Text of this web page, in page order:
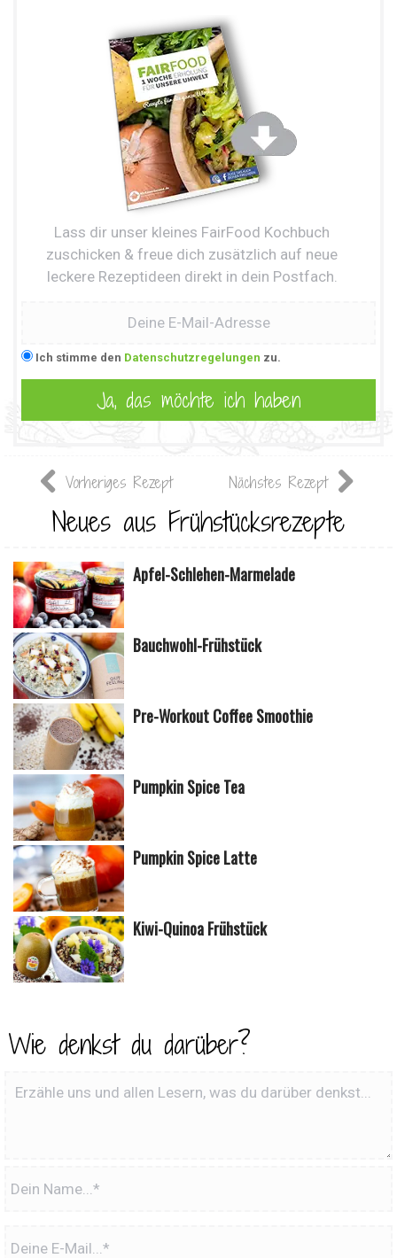
Lass dir unser kleines FairFood Kochbuch
zuschicken & freue dich zusätzlich auf neue
leckere Rezeptideen direkt in dein Postfach.
Ich stimme den Datenschutzregelungen zu.
Vorheriges Rezept Nächstes Rezept
Neues aus Frühstücksrezepte
Apfel-Schlehen-Marmelade
Bauchwohl-Frühstück
Pre-Workout Coffee Smoothie
Pumpkin Spice Tea
Pumpkin Spice Latte
Kiwi-Quinoa Frühstück
Wie denkst du darüber?